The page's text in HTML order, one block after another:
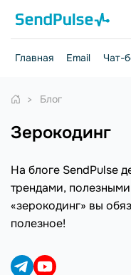
Главная Email Чат-
Блог
зерокодинг
На блоге SendPulse
трендами,
«зерокодинг» вы
полезное!